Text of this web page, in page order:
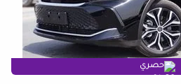
حصري